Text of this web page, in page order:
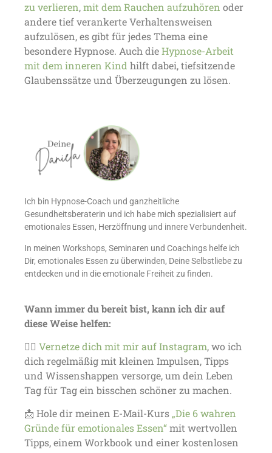
zu verlieren,mit dem Rauchen aufzuhören oder
andere tief verankerte Verhaltensweisen
aufzulösen, es gibt für jedes Thema eine
besondere Hypnose. Auch dieHypnose-Arbeit
mit dem inneren Kind hilft dabei, tiefsitzende
Glaubenssätze und Überzeugungen zu lösen.
Ich bin Hypnose-Coach und ganzheitliche
Gesundheitsberaterin und ich habe mich spezialisiert auf
emotionales Essen, Herzöffnung und innere Verbundenheit.
In meinen Workshops, Seminaren und Coachings helfe ich
Dir, emotionales Essen zu überwinden, Deine Selbstliebe zu
entdecken und in die emotionale Freiheit zu finden.
Wann immer du bereit bist, kann ich dir auf
diese Weise helfen:
👉🏼 Vernetze dich mit mir auf Instagram, wo ich
dich regelmäßig mit kleinen Impulsen, Tipps
und Wissenshappen versorge, um dein Leben
Tag für Tag ein bisschen schöner zu machen.
📩 Hole dir meinen E-Mail-Kurs „Die 6 wahren
Gründe für emotionales Essen“mit wertvollen
Tipps, einem Workbook und einer kostenlosen